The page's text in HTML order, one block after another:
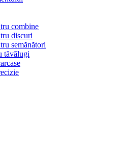
combine
discuri
semănători
tăvălugi